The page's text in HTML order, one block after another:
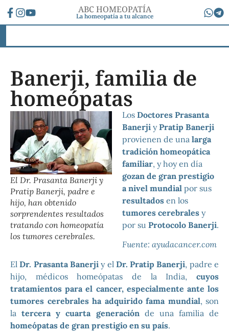
ABC HOMEOPATÍA
La homeopatía a tu alcance
Banerji, familia de
homeópatas
El Dr. Prasanta Banerji y
Pratip Banerji, padre e
hijo, han obtenido
sorprendentes resultados
tratando con homeopatía
los tumores cerebrales.
Los Doctores Prasanta
Banerji yPratip Banerji
provienen de una larga
tradición homeopática
familiar, y hoy en día
gozan de gran prestigio
a nivel mundial por sus
resultados en los
tumores cerebrales y
por su Protocolo Banerji.
Fuente: ayudacancer.com
ElDr. Prasanta Banerjiy el Dr. Pratip Banerji, padre e
hijo, médicos homeópatas de la India, cuyos
tratamientos para el cancer, especialmente ante los
tumores cerebrales ha adquirido fama mundial, son
latercera y cuarta generaciónde una familia de
homeópatas de gran prestigio en su país.